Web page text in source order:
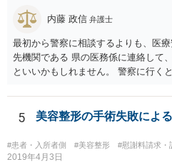
内藤 政信 弁護士
最初から警察に相談するよりも、医
先機関である 県の医務係に連絡して
といいかもしれません。 警察に行く
5 美容整形の手術失敗によ
#患者・入所者側 #美容整形 #慰謝料請求・
2019年4月3日